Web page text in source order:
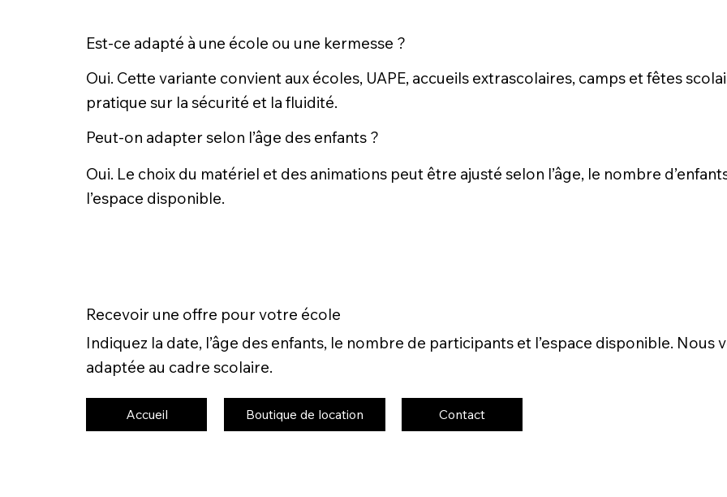
Est-ce adapté à une école ou une kermesse ?
Oui. Cette variante convient aux écoles, UAPE, accueils extrascolaires, camps et fêtes
pratique sur la sécurité et la fluidité.
Peut-on adapter selon l’âge des enfants ?
Oui. Le choix du matériel et des animations peut être ajusté selon l’âge, le nombre
l’espace disponible.
Recevoir une offre pour votre école
Indiquez la date, l’âge des enfants, le nombre de participants et l’espace disponible.
adaptée au cadre scolaire.
Accueil Boutique de location Contact